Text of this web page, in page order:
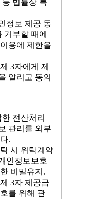
법률상 특
정보 제공 동
거부할 때에
용에 제한을
3자에게 제
알리고 동의
전산처리
관리를 외부
.
시 위탁계약
인정보보호
비밀유지,
3자 제공금
를 위해 관